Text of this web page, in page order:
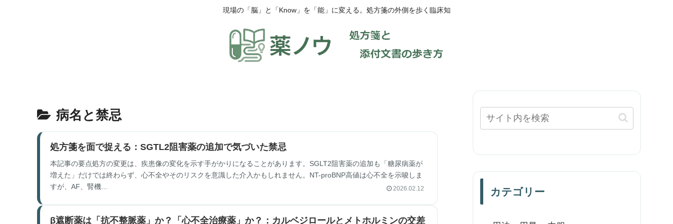
現場の「脳」と「Know」を「能」に変える。処方箋の外側を歩く臨床知
病名と禁忌
処方箋を面で捉える：SGTL2阻害薬の追加で気づいた禁忌
本記事の要点処方の変更は、疾患像の変化を示す手がかりになることがあります。SGLT2阻害薬の追加も「糖尿病薬が
増えた」だけでは終わらず、心不全やそのリスクを意識した介入かもしれません。NT-proBNP高値は心不全を示唆しま
すが、AF、腎機...
2026.02.12
β遮断薬は「抗不整脈薬」か？「心不全治療薬」か？：カルベジロールとメトホルミンの交差
カテゴリー